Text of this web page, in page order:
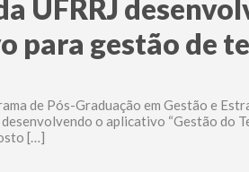
UFRRJ
para gestão de
de Pós-Graduação em Gestão e
o aplicativo “Gestão do
[…]